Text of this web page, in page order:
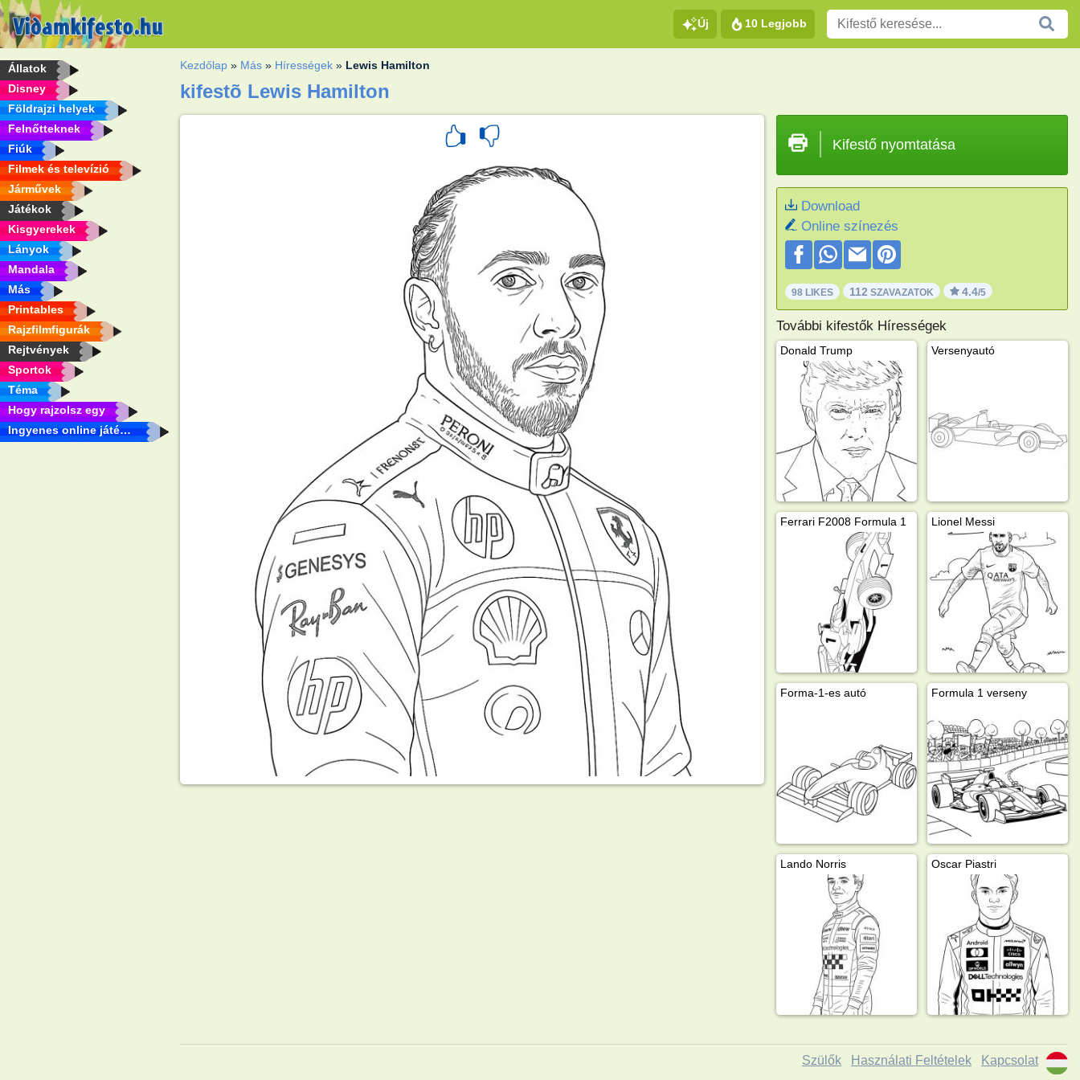
Új 10 Legjobb
Állatok
Disney
Földrajzi helyek
Felnőtteknek
Fiúk
Filmek és televízió
Járművek
Játékok
Kisgyerekek
Lányok
Mandala
Más
Printables
Rajzfilmfigurák
Rejtvények
Sportok
Téma
Hogy rajzolsz egy
Ingyenes online játékok
Kezdőlap » Más » Hírességek » Lewis Hamilton
kifestõ Lewis Hamilton
Kifestő nyomtatása
Download
Online színezés
98 LIKES 112 SZAVAZATOK 4.4/5
További kifestők Hírességek
Donald Trump Versenyautó
Ferrari F2008 Formula 1 Lionel Messi
Forma-1-es autó Formula 1 verseny
Lando Norris Oscar Piastri
Szülők Használati Feltételek Kapcsolat